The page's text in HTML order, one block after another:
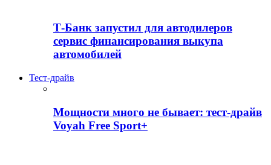
Т-Банк запустил для автодилеров
сервис финансирования выкупа
автомобилей
Тест-драйв
Мощности много не бывает: тест-драйв
Voyah Free Sport+